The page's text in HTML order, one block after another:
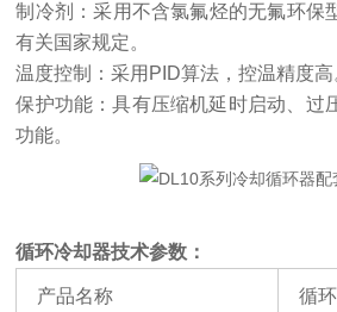
制冷剂：采用不含氯氟烃的无氟环保
有关国家规定。
温度控制：采用 PID算法，控温精度高
保护功能：具有压缩机延时启动、过
功能。
循环冷却器技术参数：
产品名称 循